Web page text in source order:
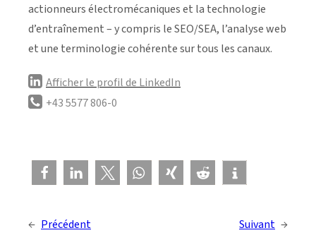
actionneurs électromécaniques et la technologie
d’entraînement – y compris le SEO/SEA, l’analyse web
et une terminologie cohérente sur tous les canaux.
Afficher le profil de LinkedIn
+43 5577 806-0
← Précédent Suivant →